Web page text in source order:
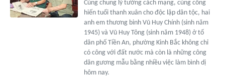
Cùng chung lý tưởng cách mạng, cùng cống
hiến tuổi thanh xuân cho độc lập dân tộc, hai
anh em thương binh Vũ Huy Chính (sinh năm
1945) và Vũ Huy Tông (sinh năm 1948) ở tổ
dân phố Tiền An, phường Kinh Bắc không chỉ
có công với đất nước mà còn là những công
dân gương mẫu bằng nhiều việc làm bình dị
hôm nay.